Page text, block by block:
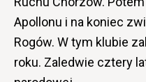
Apollonu i na koniec
Rogów. W tym klubie
roku. Zaledwie cztery